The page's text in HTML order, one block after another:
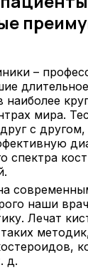
–
наиболее
мира.
с
спектра
наши
Лечат
д.